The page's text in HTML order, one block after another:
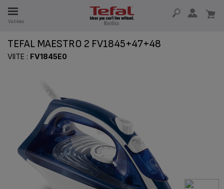
Valikko
15 VUOTTA
TEFAL MAESTRO 2 FV1845+47+48
VIITE : FV1845E0